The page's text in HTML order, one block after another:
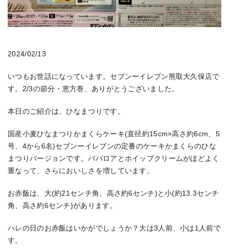
2024/02/13
いつもお世話になっています。セブンーイレブン熊取大久保店で
す。2/3の節分・恵方巻、ありがとうございました。
本日のご紹介は、ひなまつりです。
国産小麦ひなまつりかまくらケーキ(直径約15cm×高さ約6cm、5
号、4から6名)セブンーイレブンの定番のケーキかまくらのひな
まつりバージョンです。ババロアとホイップクリームがほどよく
重なって、さらにおいしさを増しています。
お赤飯は、大(約21センチ角、高さ約6センチ)と小(約13.3センチ
角、高さ約6センチ)があります。
ハレの日のお赤飯はいかがでしょうか？大は3人前、小は1人前で
す。